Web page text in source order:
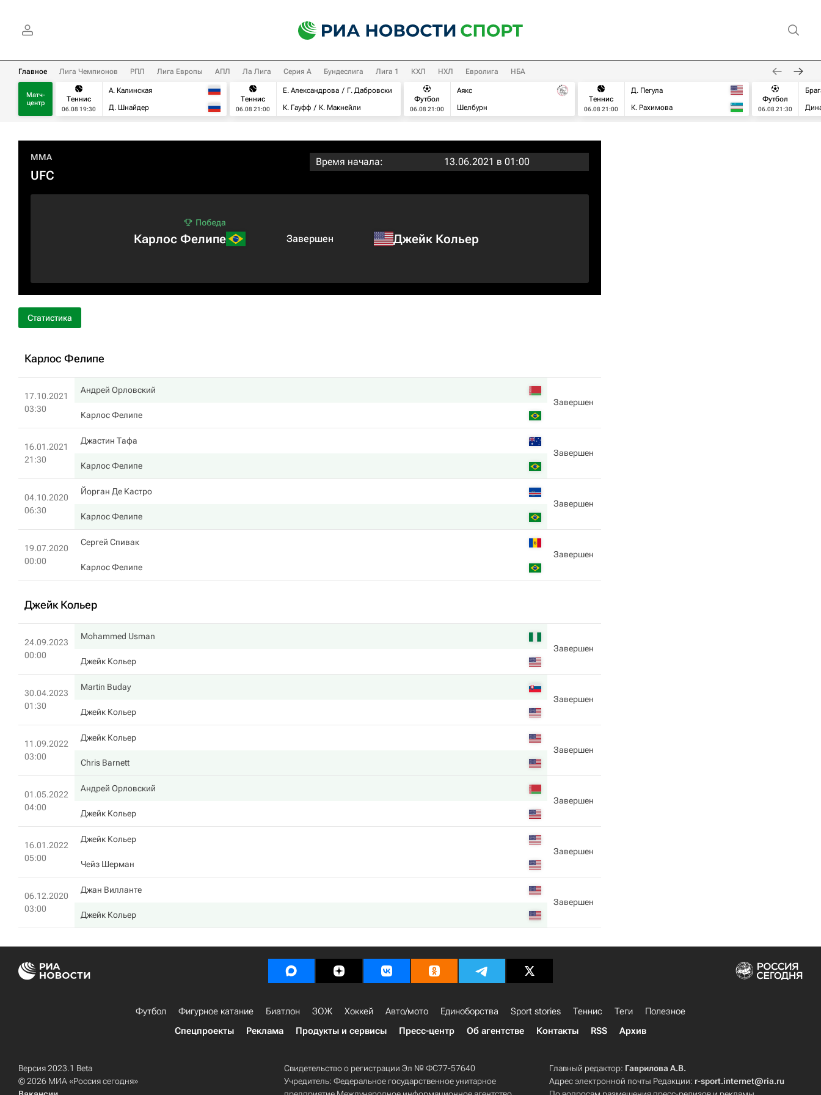
Главное Лига Чемпионов РПЛ Лига Европы АПЛ Ла Лига Серия А Бундеслига Лига 1 КХЛ НХЛ Евролига НБА
Матч-
центр
Теннис
06.08 19:30
А. Калинская
Д. Шнайдер
Теннис
06.08 21:00
Е. Александрова
Г. Дабровски
К. Гауфф
К. Макнейли
Футбол
06.08 21:00
Аякс
Шелбурн
Теннис
06.08 21:00
Д. Пегула
К. Рахимова
Футбол
06.08 21:30
MMA
UFC
Время начала: 13.06.2021 в 01:00
Карлос Фелипе Завершен Джейк Кольер
Статистика
Карлос Фелипе
17.10.2021
03:30
Андрей Орловский
Завершен
Карлос Фелипе
16.01.2021
21:30
Джастин Тафа
Завершен
Карлос Фелипе
04.10.2020
06:30
Йорган Де Кастро
Завершен
Карлос Фелипе
19.07.2020
00:00
Сергей Спивак
Завершен
Карлос Фелипе
Джейк Кольер
24.09.2023
00:00
Mohammed Usman
Завершен
Джейк Кольер
30.04.2023
01:30
Martin Buday
Завершен
Джейк Кольер
11.09.2022
03:00
Джейк Кольер
Завершен
Chris Barnett
01.05.2022
04:00
Андрей Орловский
Завершен
Джейк Кольер
16.01.2022
05:00
Джейк Кольер
Завершен
Чейз Шерман
06.12.2020
03:00
Джан Вилланте
Завершен
Джейк Кольер
Футбол Фигурное катание Биатлон ЗОЖ Хоккей Авто/мото Единоборства Sport stories Теннис Теги
Полезное
Спецпроекты
Реклама Продукты и сервисы Пресс-центр Об агентстве Контакты RSS Архив
Версия 2023.1 Beta
© 2026 МИА «Россия сегодня»
Свидетельство о регистрации Эл № ФС77-57640
Учредитель: Федеральное государственное унитарное
Главный редактор: Гаврилова А.В.
Адрес электронной почты Редакции: r-sport.internet@ria.ru